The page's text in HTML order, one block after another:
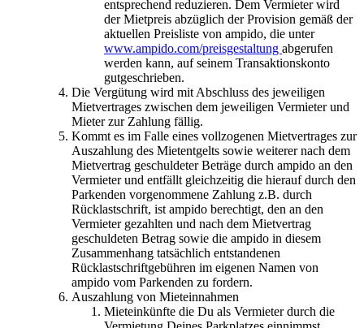
entsprechend reduzieren. Dem Vermieter wird
der Mietpreis abzüglich der Provision gemäß der
aktuellen Preisliste von ampido, die unter
www.ampido.com/preisgestaltung abgerufen
werden kann, auf seinem Transaktionskonto
gutgeschrieben.
Die Vergütung wird mit Abschluss des jeweiligen
Mietvertrages zwischen dem jeweiligen Vermieter und
Mieter zur Zahlung fällig.
Kommt es im Falle eines vollzogenen Mietvertrages zur
Auszahlung des Mietentgelts sowie weiterer nach dem
Mietvertrag geschuldeter Beträge durch ampido an den
Vermieter und entfällt gleichzeitig die hierauf durch den
Parkenden vorgenommene Zahlung z.B. durch
Rücklastschrift, ist ampido berechtigt, den an den
Vermieter gezahlten und nach dem Mietvertrag
geschuldeten Betrag sowie die ampido in diesem
Zusammenhang tatsächlich entstandenen
Rücklastschriftgebühren im eigenen Namen von
ampido vom Parkenden zu fordern.
Auszahlung von Mieteinnahmen
Mieteinkünfte die Du als Vermieter durch die